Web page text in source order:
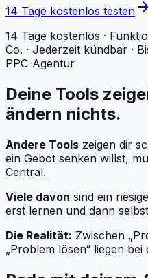
14 Tage kostenlos testen
14 Tage kostenlos ·
Co. · Jederzeit kündbar ·
PPC-Agentur
Deine Tools
ändern nichts.
Andere Tools zeigen dir
ein Gebot senken willst,
Central.
Viele davon sind ein
erst lernen und dann
Die Realität: Zwischen
„Problem lösen“ liegen